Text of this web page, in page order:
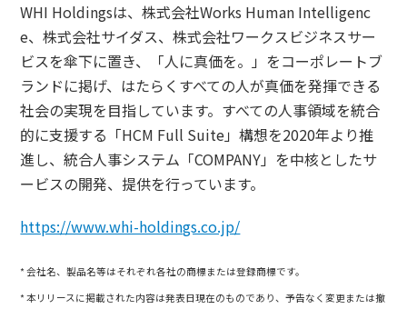
WHI Holdingsは、株式会社Works Human Intelligenc
e、株式会社サイダス、株式会社ワークスビジネスサー
ビスを傘下に置き、「人に真価を。」をコーポレートブ
ランドに掲げ、はたらくすべての人が真価を発揮できる
社会の実現を目指しています。すべての人事領域を統合
的に支援する「HCM Full Suite」構想を2020年より推
進し、統合人事システム「COMPANY」を中核としたサ
ービスの開発、提供を行っています。
https://www.whi-holdings.co.jp/
* 会社名、製品名等はそれぞれ各社の商標または登録商標です。
* 本リリースに掲載された内容は発表日現在のものであり、予告なく変更または撤